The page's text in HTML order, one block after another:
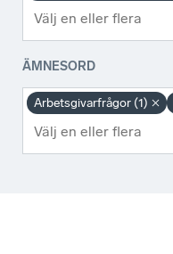
ÄMNESORD
Arbetsgivarfrågor (1)